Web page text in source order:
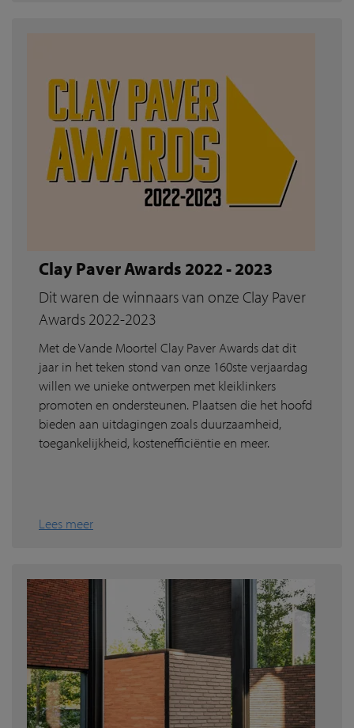
Clay Paver Awards 2022 - 2023
Dit waren de winnaars van onze Clay Paver
Awards 2022-2023
Met de Vande Moortel Clay Paver Awards dat dit
jaar in het teken stond van onze 160ste verjaardag
willen we unieke ontwerpen met kleiklinkers
promoten en ondersteunen. Plaatsen die het hoofd
bieden aan uitdagingen zoals duurzaamheid,
toegankelijkheid, kostenefficiëntie en meer.
Lees meer